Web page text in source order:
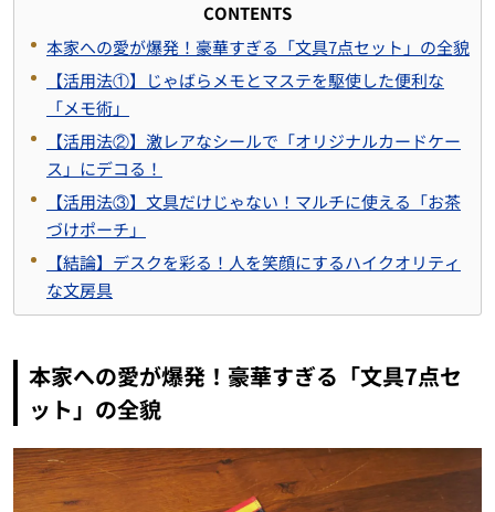
CONTENTS
本家への愛が爆発！豪華すぎる「文具7点セット」の全貌
【活用法①】じゃばらメモとマステを駆使した便利な
「メモ術」
【活用法②】激レアなシールで「オリジナルカードケー
ス」にデコる！
【活用法③】文具だけじゃない！マルチに使える「お茶
づけポーチ」
【結論】デスクを彩る！人を笑顔にするハイクオリティ
な文房具
本家への愛が爆発！豪華すぎる「文具7点セ
ット」の全貌